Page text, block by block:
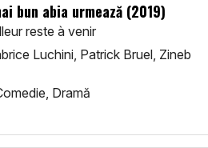
bun abia urmează (2019)
reste à venir
Luchini, Patrick Bruel, Zineb
Dramă